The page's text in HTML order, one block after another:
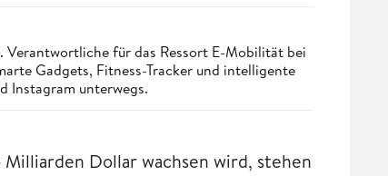
Verantwortliche für das Ressort E-Mobilität bei
Gadgets, Fitness-Tracker und intelligente
Instagram unterwegs.
Dollar wachsen wird, stehen